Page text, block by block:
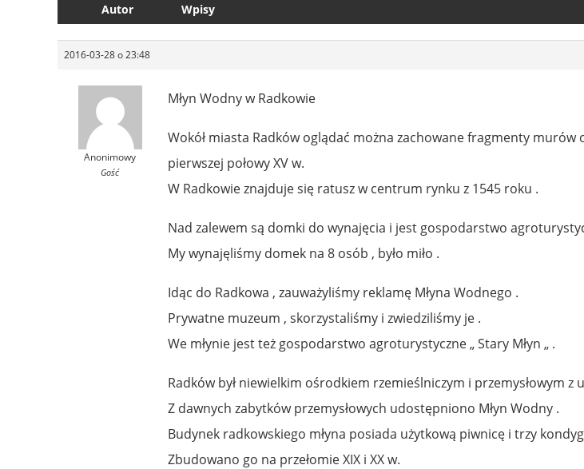
Autor Wpisy
2016-03-28 o 23:48
Anonimowy
Gość
Młyn Wodny w Radkowie
Wokół miasta Radków oglądać można zachowane fragmenty murów
pierwszej połowy XV w.
W Radkowie znajduje się ratusz w centrum rynku z 1545 roku .
Nad zalewem są domki do wynajęcia i jest gospodarstwo
My wynajęliśmy domek na 8 osób , było miło .
Idąc do Radkowa , zauważyliśmy reklamę Młyna Wodnego .
Prywatne muzeum , skorzystaliśmy i zwiedziliśmy je .
We młynie jest też gospodarstwo agroturystyczne „ Stary Młyn „ .
Radków był niewielkim ośrodkiem rzemieślniczym i przemysłowym z
Z dawnych zabytków przemysłowych udostępniono Młyn Wodny .
Budynek radkowskiego młyna posiada użytkową piwnicę i trzy
Zbudowano go na przełomie XIX i XX w.